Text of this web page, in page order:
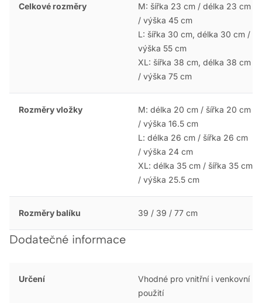
Celkové rozměry
M: šířka 23 cm / délka 23 cm
/ výška 45 cm
L: šířka 30 cm, délka 30 cm /
výška 55 cm
XL: šířka 38 cm, délka 38 cm
/ výška 75 cm
Rozměry vložky
M: délka 20 cm / šířka 20 cm
/ výška 16.5 cm
L: délka 26 cm / šířka 26 cm
/ výška 24 cm
XL: délka 35 cm / šířka 35 cm
/ výška 25.5 cm
Rozměry balíku 39 / 39 / 77 cm
Dodatečné informace
Určení
Vhodné pro vnitřní i venkovní
použití